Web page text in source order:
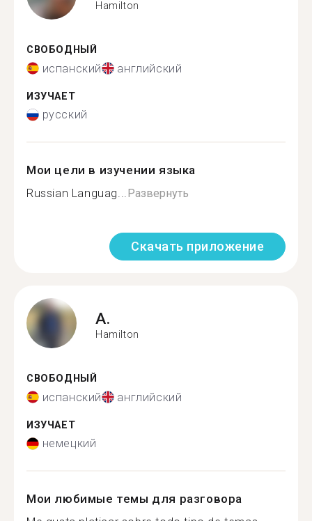
Hamilton
СВОБОДНЫЙ
испанский английский
ИЗУЧАЕТ
русский
Мои цели в изучении языка
Russian Languag...Развернуть
Скачать приложение
A.
Hamilton
СВОБОДНЫЙ
испанский английский
ИЗУЧАЕТ
немецкий
Мои любимые темы для разговора